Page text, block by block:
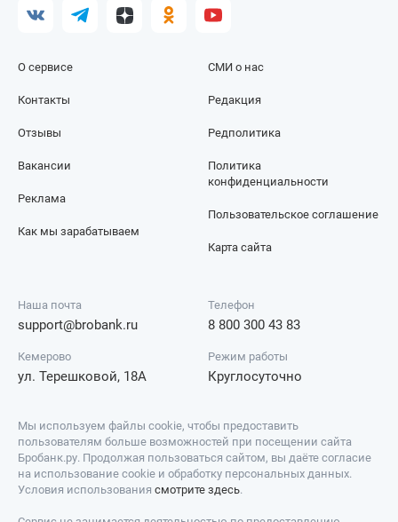
О сервисе
Контакты
Отзывы
СМИ о нас
Редакция
Редполитика
Вакансии
Реклама
Как мы зарабатываем
Политика
конфиденциальности
Пользовательское соглашение
Карта сайта
Наша почта
support@brobank.ru
Телефон
8 800 300 43 83
Кемерово
ул. Терешковой, 18А
Режим работы
Круглосуточно
Мы используем файлы cookie, чтобы предоставить
пользователям больше возможностей при посещении сайта
Бробанк.ру. Продолжая пользоваться сайтом, вы даёте согласие
на использование cookie и обработку персональных данных.
Условия использования смотрите здесь.